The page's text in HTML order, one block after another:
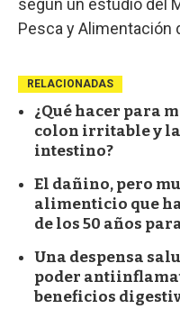
según un estudio del
Pesca y Alimentación
RELACIONADAS
¿Qué hacer para
colon irritable y
intestino?
El dañino, pero
alimenticio que
de los 50 años
Una despensa
poder
beneficios